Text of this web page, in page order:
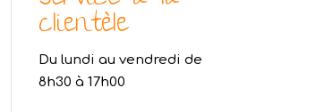
clientèle
Du lundi au vendredi de
8h30 à 17h00